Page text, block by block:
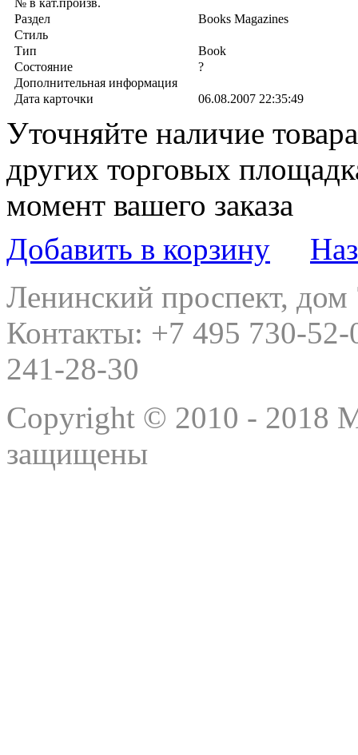
№ в кат.произв.
Раздел
Books Magazines
Стиль
Тип
Book
Состояние
?
Дополнительная информация
Дата карточки
06.08.2007 22:35:49
Уточняйте наличие
других торговых
момент вашего заказа
Добавить в корзину
Ленинский проспект,
Контакты: +7 495 730-
241-28-30
Copyright © 2010 - 2018
защищены